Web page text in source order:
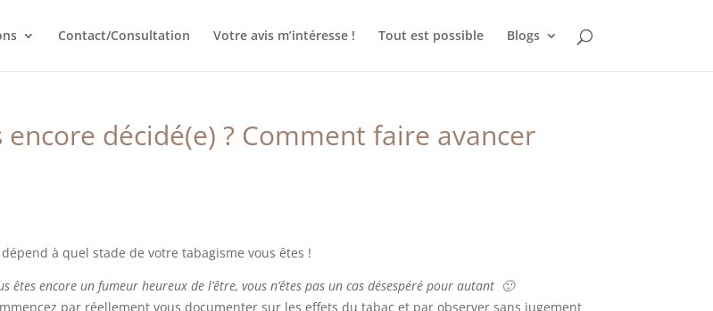
Contact/Consultation Votre avis m’intéresse ! Tout est possible Blogs
encore décidé(e) ? Comment faire avancer
à quel stade de votre tabagisme vous êtes !
êtes encore un fumeur heureux de l’être, vous n’êtes pas un cas désespéré pour autant 🙂
par réellement vous documenter sur les effets du tabac et par observer sans jugement